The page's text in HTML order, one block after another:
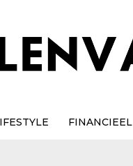
FINANCIEEL